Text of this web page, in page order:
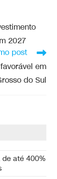
2027
post
em
do Sul
de até 400%